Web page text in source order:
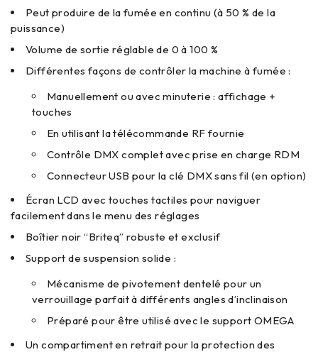
Peut produire de la fumée en continu (à 50 % de la
puissance)
Volume de sortie réglable de 0 à 100 %
Différentes façons de contrôler la machine à fumée :
Manuellement ou avec minuterie : affichage +
touches
En utilisant la télécommande RF fournie
Contrôle DMX complet avec prise en charge RDM
Connecteur USB pour la clé DMX sans fil (en option)
Écran LCD avec touches tactiles pour naviguer
facilement dans le menu des réglages
Boîtier noir “Briteq” robuste et exclusif
Support de suspension solide :
Mécanisme de pivotement dentelé pour un
verrouillage parfait à différents angles d’inclinaison
Préparé pour être utilisé avec le support OMEGA
Un compartiment en retrait pour la protection des